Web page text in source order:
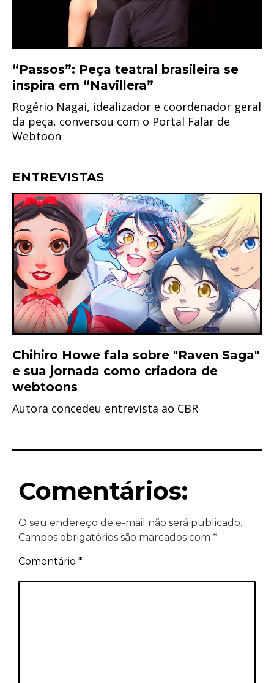
“Passos”: Peça teatral brasileira se
inspira em “Navillera”
Rogério Nagai, idealizador e coordenador geral
da peça, conversou com o Portal Falar de
Webtoon
ENTREVISTAS
Chihiro Howe fala sobre "Raven Saga"
e sua jornada como criadora de
webtoons
Autora concedeu entrevista ao CBR
Comentários:
O seu endereço de e-mail não será publicado.
Campos obrigatórios são marcados com *
Comentário *